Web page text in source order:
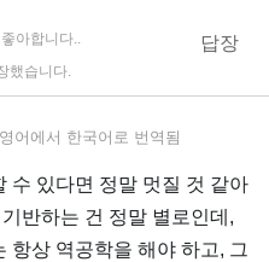
답장
아합니다..
했습니다.
영어 에서 한국어 로 번역됨
수 있다면 정말 멋질 것 같아
반하는 건 정말 별로인데,
항상 역공학을 해야 하고, 그